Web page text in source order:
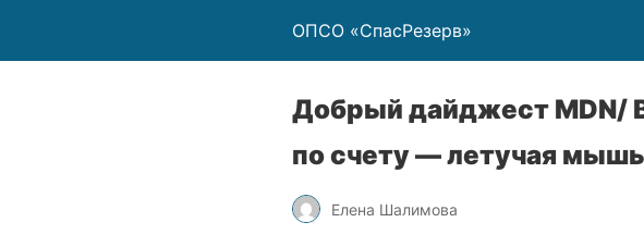
ОПСО «СпасРезерв»
Добрый дайджест MDN/
по счету — летучая мышь
Елена Шалимова